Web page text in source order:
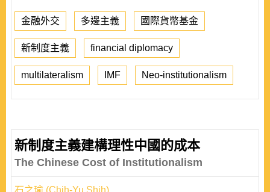
金融外交 多邊主義 國際貨幣基金
新制度主義 financial diplomacy
multilateralism IMF Neo-institutionalism
新制度主義建構理性中國的成本
The Chinese Cost of Institutionalism
石之瑜 (Chih-Yu Shih)